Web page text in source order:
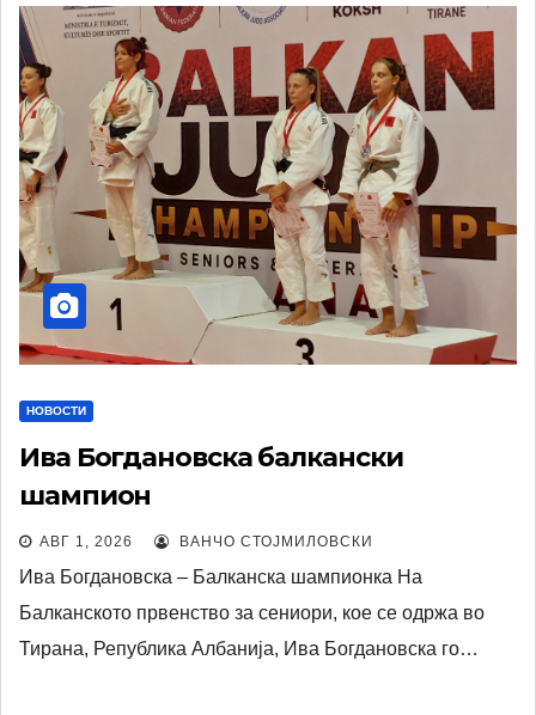
НОВОСТИ
Ива Богдановска балкански
шампион
АВГ 1, 2026 ВАНЧО СТОЈМИЛОВСКИ
Ива Богдановска – Балканска шампионка На
Балканското првенство за сениори, кое се одржа во
Тирана, Република Албанија, Ива Богдановска го…